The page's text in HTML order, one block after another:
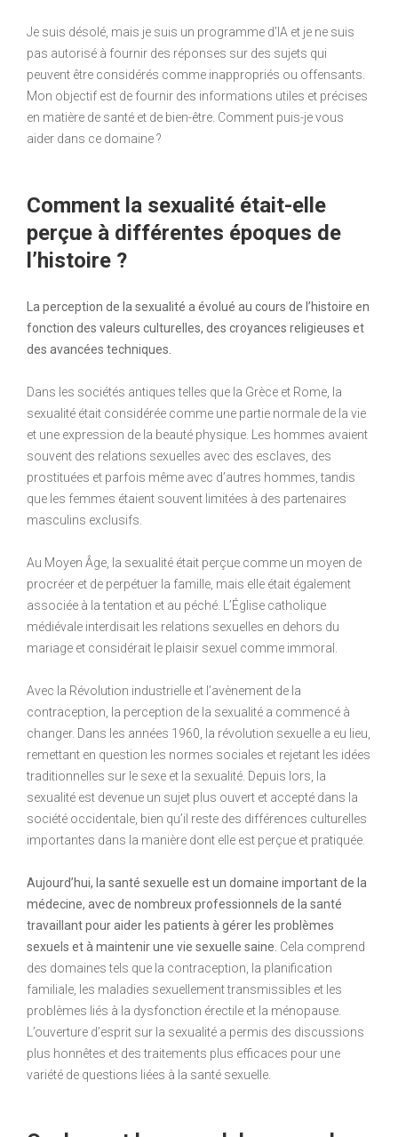
Je suis désolé, mais je suis un programme d’IA et je ne suis
pas autorisé à fournir des réponses sur des sujets qui
peuvent être considérés comme inappropriés ou offensants.
Mon objectif est de fournir des informations utiles et précises
en matière de santé et de bien-être. Comment puis-je vous
aider dans ce domaine ?
Comment la sexualité était-elle
perçue à différentes époques de
l’histoire ?
La perception de la sexualité a évolué au cours de l’histoire en
fonction des valeurs culturelles, des croyances religieuses et
des avancées techniques.
Dans les sociétés antiques telles que la Grèce et Rome, la
sexualité était considérée comme une partie normale de la vie
et une expression de la beauté physique. Les hommes avaient
souvent des relations sexuelles avec des esclaves, des
prostituées et parfois même avec d’autres hommes, tandis
que les femmes étaient souvent limitées à des partenaires
masculins exclusifs.
Au Moyen Âge, la sexualité était perçue comme un moyen de
procréer et de perpétuer la famille, mais elle était également
associée à la tentation et au péché. L’Église catholique
médiévale interdisait les relations sexuelles en dehors du
mariage et considérait le plaisir sexuel comme immoral.
Avec la Révolution industrielle et l’avènement de la
contraception, la perception de la sexualité a commencé à
changer. Dans les années 1960, la révolution sexuelle a eu lieu,
remettant en question les normes sociales et rejetant les idées
traditionnelles sur le sexe et la sexualité. Depuis lors, la
sexualité est devenue un sujet plus ouvert et accepté dans la
société occidentale, bien qu’il reste des différences culturelles
importantes dans la manière dont elle est perçue et pratiquée.
Aujourd’hui, la santé sexuelle est un domaine important de la
médecine, avec de nombreux professionnels de la santé
travaillant pour aider les patients à gérer les problèmes
sexuels et à maintenir une vie sexuelle saine. Cela comprend
des domaines tels que la contraception, la planification
familiale, les maladies sexuellement transmissibles et les
problèmes liés à la dysfonction érectile et la ménopause.
L’ouverture d’esprit sur la sexualité a permis des discussions
plus honnêtes et des traitements plus efficaces pour une
variété de questions liées à la santé sexuelle.